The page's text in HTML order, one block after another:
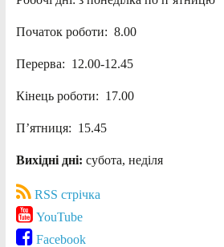
Початок роботи: 8.00
Перерва: 12.00-12.45
Кінець роботи: 17.00
П’ятниця: 15.45
Вихідні дні: субота, неділя
RSS стрічка
YouTube
Facebook